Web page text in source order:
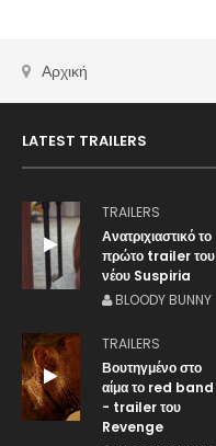
Αρχική
LATEST TRAILERS
TRAILERS
Ανατριχιαστικό το
πρώτο trailer του
νέου Suspiria
BLOODY BUNNY
TRAILERS
Βουτηγμένο στο
αίμα το red band
- trailer του
Revenge